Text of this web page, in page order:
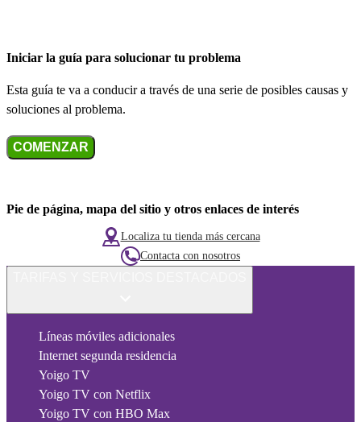
Iniciar la guía para solucionar tu problema
Esta guía te va a conducir a través de una serie de posibles causas y
soluciones al problema.
COMENZAR
Pie de página, mapa del sitio y otros enlaces de interés
Localiza tu tienda más cercana
Contacta con nosotros
Líneas móviles adicionales
Internet segunda residencia
Yoigo TV
Yoigo TV con Netflix
Yoigo TV con HBO Max